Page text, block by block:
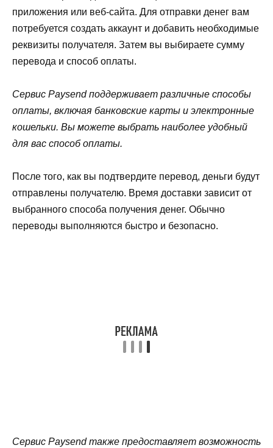
приложения или веб-сайта. Для отправки денег вам
потребуется создать аккаунт и добавить необходимые
реквизиты получателя. Затем вы выбираете сумму
перевода и способ оплаты.
Сервис Paysend поддерживает различные способы
оплаты, включая банковские карты и электронные
кошельки. Вы можете выбрать наиболее удобный
для вас способ оплаты.
После того, как вы подтвердите перевод, деньги будут
отправлены получателю. Время доставки зависит от
выбранного способа получения денег. Обычно
переводы выполняются быстро и безопасно.
Сервис Paysend также предоставляет возможность